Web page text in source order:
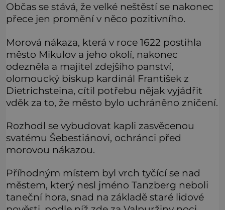
Občas se stává, že velké neštěstí se nakonec
přece jen promění v něco pozitivního.
Morová nákaza, která v roce 1622 postihla
město Mikulov a jeho okolí, nakonec
odezněla a majitel zdejšího panství,
olomoucký biskup kardinál František z
Dietrichsteina, cítil potřebu nějak vyjádřit
vděk za to, že město bylo uchráněno zničení.
Rozhodl se vybudovat kapli zasvěcenou
svatému Šebestiánovi, ochránci před
morovou nákazou.
Příhodným místem byl vrch tyčící se nad
městem, který nesl jméno Tanzberg neboli
taneční hora, snad na základě staré lidové